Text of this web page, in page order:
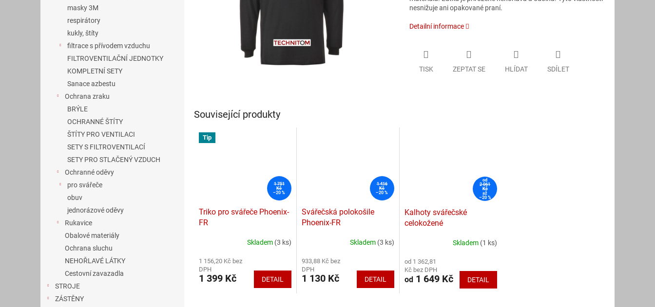
masky 3M
respirátory
kukly, štíty
filtrace s přívodem vzduchu
FILTROVENTILAČNÍ JEDNOTKY
KOMPLETNÍ SETY
Sanace azbestu
Ochrana zraku
BRÝLE
OCHRANNÉ ŠTÍTY
ŠTÍTY PRO VENTILACI
SETY S FILTROVENTILACÍ
SETY PRO STLAČENÝ VZDUCH
Ochranné oděvy
pro svářeče
obuv
jednorázové oděvy
Rukavice
Obalové materiály
Ochrana sluchu
NEHOŘLAVÉ LÁTKY
Cestovní zavazadla
STROJE
ZÁSTĚNY
nesnižuje ani opakované praní.
Detailní informace
TISK ZEPTAT SE HLÍDAT SDÍLET
Související produkty
Tip
1 751
Kč
–20 %
Triko pro svářeče Phoenix-
FR
produktu
je
4,2
Skladem (3 ks)
1 156,20 Kč bez
DPH
1 399 Kč DETAIL
1 416
Kč
–20 %
Svářečská polokošile
Phoenix-FR
produktu
je
5,0
Skladem (3 ks)
933,88 Kč bez
DPH
1 130 Kč DETAIL
od
2 061
Kč
až
–20 %
Kalhoty svářečské
celokožené
produktu
je
5,0
Skladem (1 ks)
od 1 362,81
Kč bez DPH
od1 649 Kč DETAIL